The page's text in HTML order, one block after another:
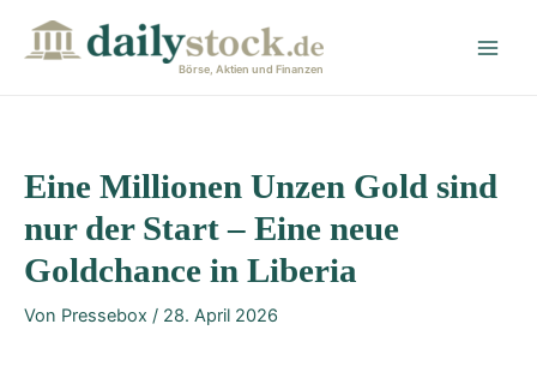
Börse, Aktien und Finanzen
Eine Millionen Unzen Gold sind
nur der Start – Eine neue
Goldchance in Liberia
Von Pressebox / 28. April 2026